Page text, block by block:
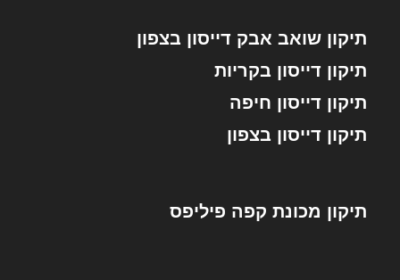
תיקון שואב אבק דייסון בצפון
תיקון דייסון בקריות
תיקון דייסון חיפה
תיקון דייסון בצפון
תיקון מכונת קפה פיליפס